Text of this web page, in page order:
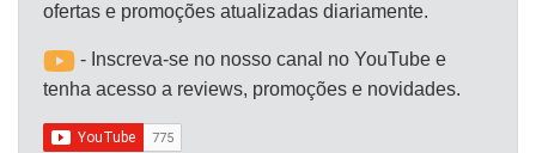
apenas explorando a natureza ou uma nova cidade.
suas capturas com perfeição, e com os controles
por toque, tudo o que você precisa fazer é deslizar
ou tocar o dedo na tela para alternar entre os
ofertas e promoções atualizadas diariamente.
- Inscreva-se no nosso canal no YouTube e
tenha acesso a reviews, promoções e novidades.